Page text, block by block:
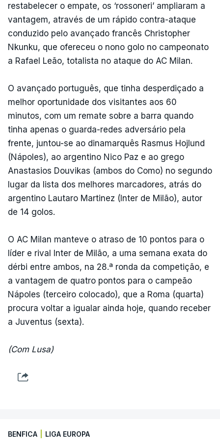
restabelecer o empate, os ‘rossoneri’ ampliaram a
vantagem, através de um rápido contra-ataque
conduzido pelo avançado francês Christopher
Nkunku, que ofereceu o nono golo no campeonato
a Rafael Leão, totalista no ataque do AC Milan.
O avançado português, que tinha desperdiçado a
melhor oportunidade dos visitantes aos 60
minutos, com um remate sobre a barra quando
tinha apenas o guarda-redes adversário pela
frente, juntou-se ao dinamarquês Rasmus Hojlund
(Nápoles), ao argentino Nico Paz e ao grego
Anastasios Douvikas (ambos do Como) no segundo
lugar da lista dos melhores marcadores, atrás do
argentino Lautaro Martinez (Inter de Milão), autor
de 14 golos.
O AC Milan manteve o atraso de 10 pontos para o
líder e rival Inter de Milão, a uma semana exata do
dérbi entre ambos, na 28.ª ronda da competição, e
a vantagem de quatro pontos para o campeão
Nápoles (terceiro colocado), que a Roma (quarta)
procura voltar a igualar ainda hoje, quando receber
a Juventus (sexta).
(Com Lusa)
BENFICA LIGA EUROPA